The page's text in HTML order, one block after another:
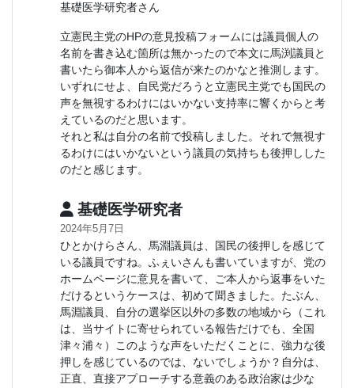
基礎医学研究者さん
立憲民主党のHPの意見投稿フォームには議員個人の
名前を書き込む箇所は無かったので本文に馬渕議員と
書いたら御本人から返信が来たのかなと推測します。
いずれにせよ、自民党だろうと立憲民主党でも国民の
声を無視するわけにはいかない支持率に響くからと考
えているのだと思います。
それと私は自分の名前で投稿しました。それで無視す
るわけにはいかないという議員の気持ちも後押しした
のだと感じます。
基礎医学研究者
2024年5月7日
ひとかけらさん、馬淵議員は、国民の後押しを感じて
いる議員ですね。ふぇいさんも書いていますが、党の
ホームページに意見を書いて、ご本人から返事をいた
だけるというケースは、初めて聞きました。たぶん、
馬淵議員、自分の選挙区以外の多数の地域から（これ
は、当サイトに寄せられている報告だけでも、全国
津々浦々）このような声をいただくことに、強力な後
押しを感じているのでは、ないでしょうか？自分は、
正直、直接アプローチする意義のある政治家は少な